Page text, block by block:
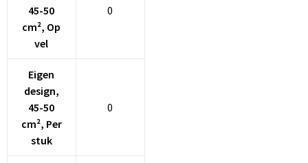
45-50
cm², Op
vel
0
Eigen
design,
45-50
cm², Per
stuk
0